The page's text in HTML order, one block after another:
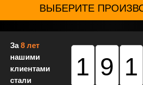
ВЫБЕРИТЕ
За8 лет
нашими
клиентами
стали